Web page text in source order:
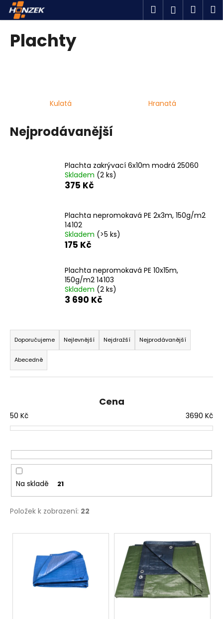
Přejít
obsah
Hledat
Plachty
Kulatá Hranatá
Nejprodávanější
Plachta zakrývací 6x10m modrá 25060
Skladem (2 ks)
375 Kč
Plachta nepromokavá PE 2x3m, 150g/m2
14102
Skladem (>5 ks)
175 Kč
Plachta nepromokavá PE 10x15m,
150g/m2 14103
Skladem (2 ks)
3 690 Kč
Ř
a
z
e
n
r
o
u
k
ů
Doporučujeme Nejlevnější Nejdražší Nejprodávanější
Abecedně
Cena
50 Kč 3690 Kč
Na skladě 21
Položek k zobrazení: 22
V
o
e
HLEDAT
o
r
č
u
m
NÝT